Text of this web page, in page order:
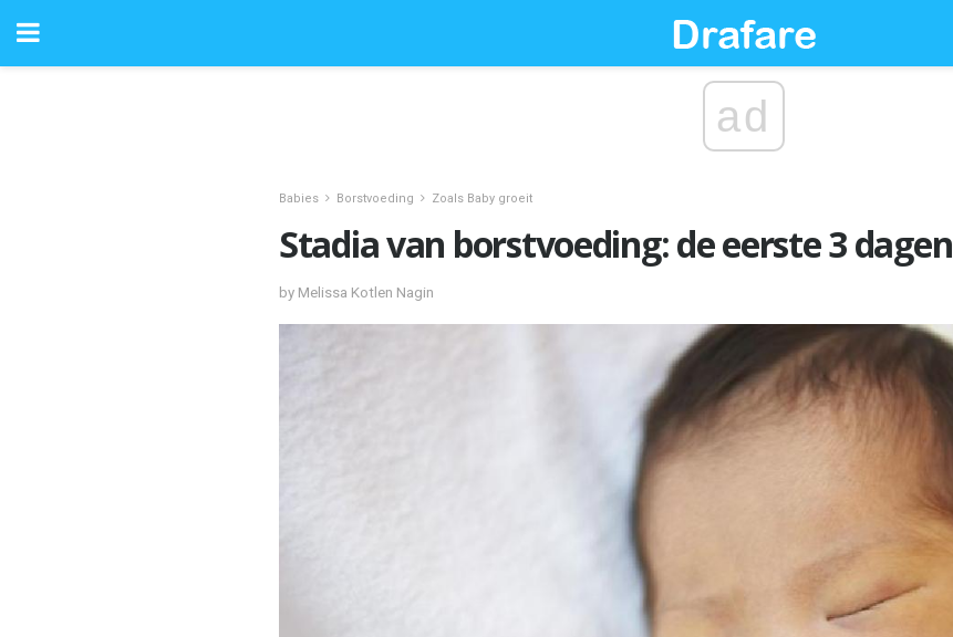
ad
Babies Borstvoeding Zoals Baby groeit
Stadia van borstvoeding: de eerste 3 dagen
by Melissa Kotlen Nagin